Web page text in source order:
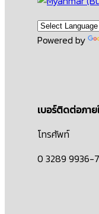
Powered by
เบอร์ติดต่อภาย
โทรศัพท์
0 3289 9936-